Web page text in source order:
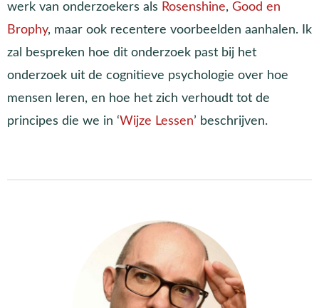
werk van onderzoekers als Rosenshine, Good en
Brophy, maar ook recentere voorbeelden aanhalen. Ik
zal bespreken hoe dit onderzoek past bij het
onderzoek uit de cognitieve psychologie over hoe
mensen leren, en hoe het zich verhoudt tot de
principes die we in ‘Wijze Lessen’ beschrijven.